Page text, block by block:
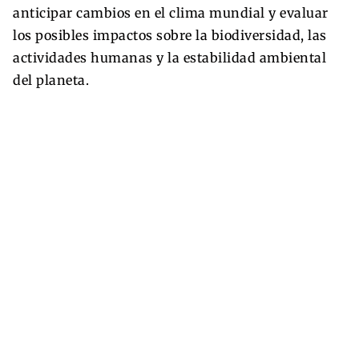
anticipar cambios en el clima mundial y evaluar
los posibles impactos sobre la biodiversidad, las
actividades humanas y la estabilidad ambiental
del planeta.